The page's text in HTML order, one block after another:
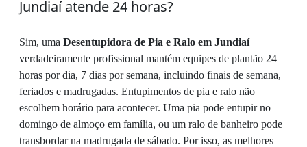
Jundiaí atende 24 horas?
Sim, uma Desentupidora de Pia e Ralo em Jundiaí
verdadeiramente profissional mantém equipes de plantão 24
horas por dia, 7 dias por semana, incluindo finais de semana,
feriados e madrugadas. Entupimentos de pia e ralo não
escolhem horário para acontecer. Uma pia pode entupir no
domingo de almoço em família, ou um ralo de banheiro pode
transbordar na madrugada de sábado. Por isso, as melhores